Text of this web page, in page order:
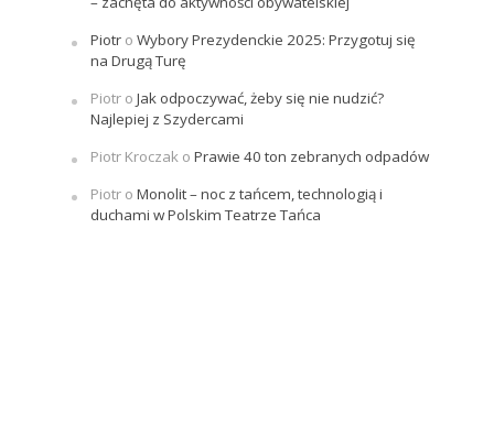
Piotro Wybory Prezydenckie 2025: Przygotuj się
na Drugą Turę
Piotro Jak odpoczywać, żeby się nie nudzić?
Najlepiej z Szydercami
Piotr Kroczako Prawie 40 ton zebranych odpadów
Piotro Monolit – noc z tańcem, technologią i
duchami w Polskim Teatrze Tańca